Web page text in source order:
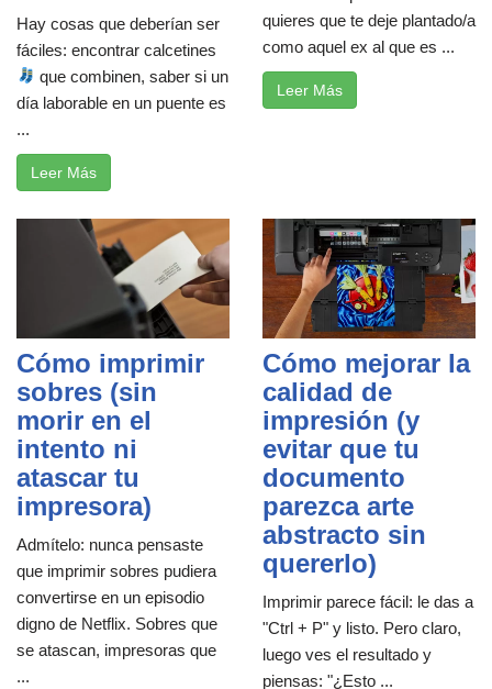
Hay cosas que deberían ser
fáciles: encontrar calcetines
que combinen, saber si un
día laborable en un puente es
...
Leer Más
quieres que te deje plantado/a
como aquel ex al que es ...
Leer Más
Cómo imprimir
sobres (sin
morir en el
intento ni
atascar tu
impresora)
Admítelo: nunca pensaste
que imprimir sobres pudiera
convertirse en un episodio
digno de Netflix. Sobres que
se atascan, impresoras que
...
Cómo mejorar la
calidad de
impresión (y
evitar que tu
documento
parezca arte
abstracto sin
quererlo)
Imprimir parece fácil: le das a
"Ctrl + P" y listo. Pero claro,
luego ves el resultado y
piensas: "¿Esto ...